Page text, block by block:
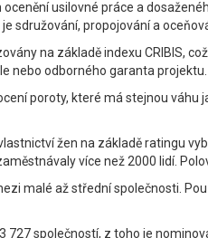
usilovné práce a
sdružování, propojování a
na základě indexu
nebo odborného garanta projektu.
poroty, které má stejnou
žen na základě ratingu
více než 2000 lidí.
malé až střední společnosti.
727 společností, z toho je